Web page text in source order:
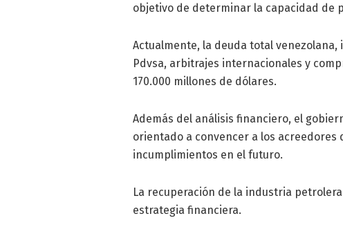
objetivo de determinar la capacidad de
Actualmente, la deuda total
Pdvsa, arbitrajes internacionales y
170.000 millones de dólares.
Además del análisis financiero, el
orientado a convencer a los acreedores
incumplimientos en el futuro.
La recuperación de la industria
estrategia financiera.